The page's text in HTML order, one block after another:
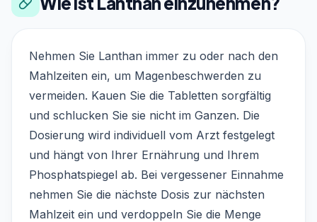
Nehmen Sie Lanthan immer zu oder nach den
Mahlzeiten ein, um Magenbeschwerden zu
vermeiden. Kauen Sie die Tabletten sorgfältig
und schlucken Sie sie nicht im Ganzen. Die
Dosierung wird individuell vom Arzt festgelegt
und hängt von Ihrer Ernährung und Ihrem
Phosphatspiegel ab. Bei vergessener Einnahme
nehmen Sie die nächste Dosis zur nächsten
Mahlzeit ein und verdoppeln Sie die Menge